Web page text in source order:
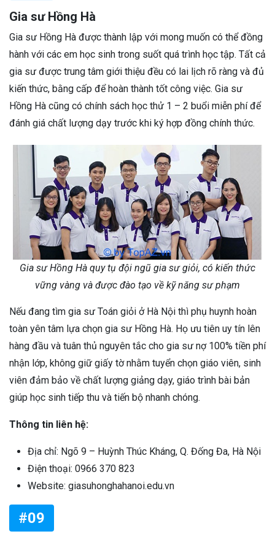
Gia sư Hồng Hà
Gia sư Hồng Hà được thành lập với mong muốn có thể đồng
hành với các em học sinh trong suốt quá trình học tập. Tất cả
gia sư được trung tâm giới thiệu đều có lai lịch rõ ràng và đủ
kiến thức, bằng cấp để hoàn thành tốt công việc. Gia sư
Hồng Hà cũng có chính sách học thử 1 – 2 buổi miễn phí để
đánh giá chất lượng dạy trước khi ký hợp đồng chính thức.
Gia sư Hồng Hà quy tụ đội ngũ gia sư giỏi, có kiến thức
vững vàng và được đào tạo về kỹ năng sư phạm
Nếu đang tìm gia sư Toán giỏi ở Hà Nội thì phụ huynh hoàn
toàn yên tâm lựa chọn gia sư Hồng Hà. Họ ưu tiên uy tín lên
hàng đầu và tuân thủ nguyên tắc cho gia sư nợ 100% tiền phí
nhận lớp, không giữ giấy tờ nhằm tuyển chọn giáo viên, sinh
viên đảm bảo về chất lượng giảng dạy, giáo trình bài bản
giúp học sinh tiếp thu và tiến bộ nhanh chóng.
Thông tin liên hệ:
Địa chỉ: Ngõ 9 – Huỳnh Thúc Kháng, Q. Đống Đa, Hà Nội
Điện thoại: 0966 370 823
Website: giasuhonghahanoi.edu.vn
#09